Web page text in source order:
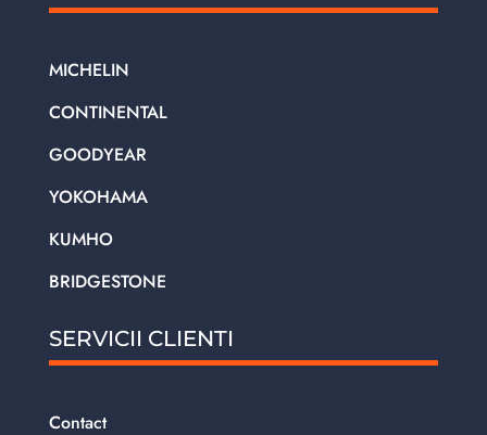
MICHELIN
CONTINENTAL
GOODYEAR
YOKOHAMA
KUMHO
BRIDGESTONE
SERVICII CLIENTI
Contact